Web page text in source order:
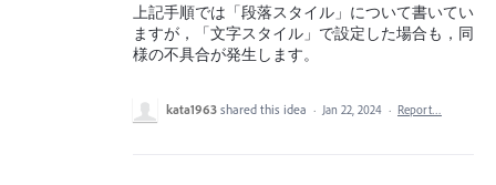
上記手順では「段落スタイル」について書いてい
ますが，「文字スタイル」で設定した場合も，同
様の不具合が発生します。
kata1963 shared this idea · Jan 22, 2024 · Report…